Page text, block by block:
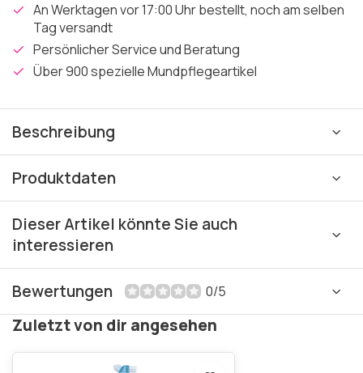
An Werktagen vor 17:00 Uhr bestellt, noch am selben
Tag versandt
Persönlicher Service und Beratung
Über 900 spezielle Mundpflegeartikel
Beschreibung
Produktdaten
Dieser Artikel könnte Sie auch
interessieren
Bewertungen 0/5
Zuletzt von dir angesehen